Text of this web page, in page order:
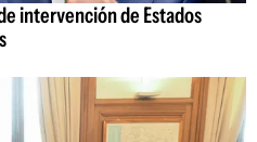
intervención de Estados